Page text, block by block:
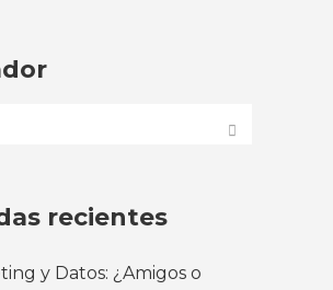
recientes
y Datos: ¿Amigos o